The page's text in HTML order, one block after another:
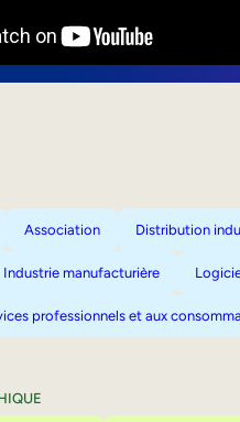
Association Distribution
Industrie manufacturière
professionnels et aux